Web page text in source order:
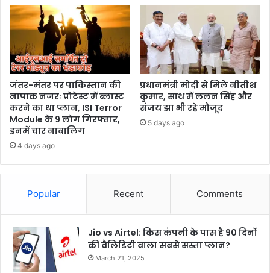
जंतर-मंतर पर पाकिस्तान की
नापाक नजरः प्रोटेस्ट में ब्लास्ट
करने का था प्लान, ISI Terror
Module के 9 लोग गिरफ्तार,
इनमें चार नाबालिग
4 days ago
प्रधानमंत्री मोदी से मिले नीतीश
कुमार, साथ में ललन सिंह और
संजय झा भी रहे मौजूद
5 days ago
Popular Recent Comments
Jio vs Airtel: किस कंपनी के पास है 90 दिनों
की वैलिडिटी वाला सबसे सस्ता प्लान?
March 21, 2025